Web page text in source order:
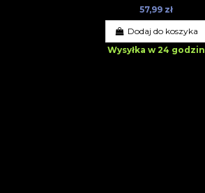
57,99 zł
Dodaj do koszyka
Wysyłka w 24 godzin